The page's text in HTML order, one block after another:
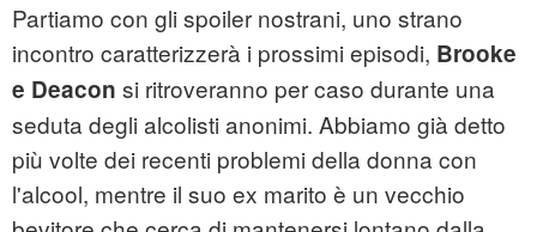
Partiamo con gli spoiler nostrani, uno strano
incontro caratterizzerà i prossimi episodi, Brooke
e Deacon si ritroveranno per caso durante una
seduta degli alcolisti anonimi. Abbiamo già detto
più volte dei recenti problemi della donna con
l'alcool, mentre il suo ex marito è un vecchio